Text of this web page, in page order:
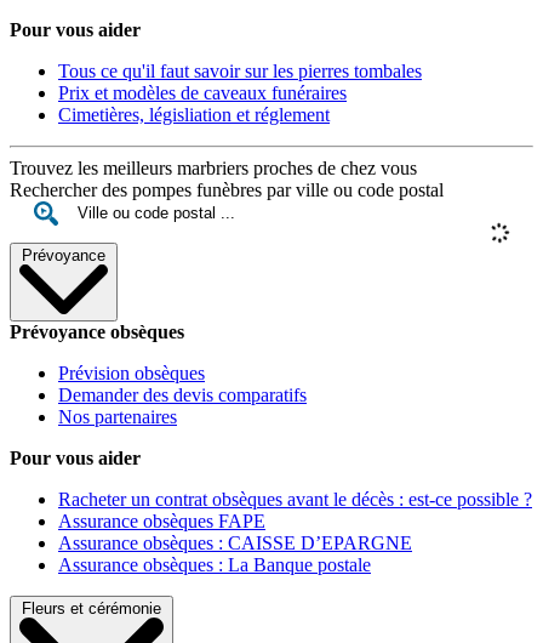
Pour vous aider
Tous ce qu'il faut savoir sur les pierres tombales
Prix et modèles de caveaux funéraires
Cimetières, législiation et réglement
Trouvez les meilleurs marbriers proches de chez vous
Rechercher des pompes funèbres par ville ou code postal
Prévoyance
Prévoyance obsèques
Prévision obsèques
Demander des devis comparatifs
Nos partenaires
Pour vous aider
Racheter un contrat obsèques avant le décès : est-ce possible ?
Assurance obsèques FAPE
Assurance obsèques : CAISSE D’EPARGNE
Assurance obsèques : La Banque postale
Fleurs et cérémonie